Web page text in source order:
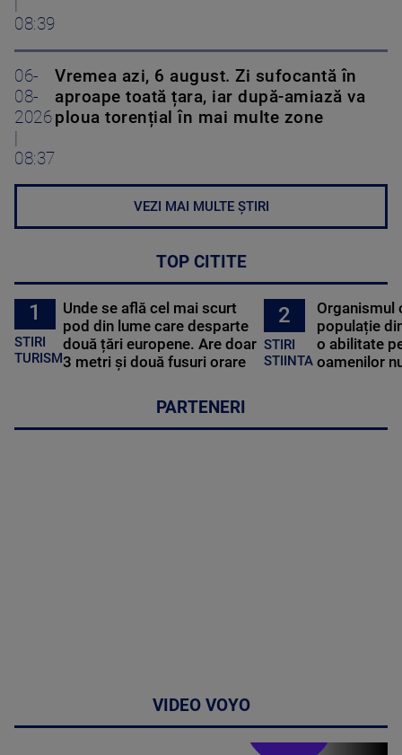
08:39
06-
08-
2026
08:37
Vremea azi, 6 august. Zi sufocantă în
aproape toată țara, iar după-amiază va
ploua torențial în mai multe zone
VEZI MAI MULTE ȘTIRI
TOP CITITE
1
STIRI
TURISM
Unde se află cel mai scurt
pod din lume care desparte
două țări europene. Are doar
3 metri și două fusuri orare
2
STIRI
STIINTA
Organismul
populație
o abilitate
oamenilor
PARTENERI
VIDEO VOYO